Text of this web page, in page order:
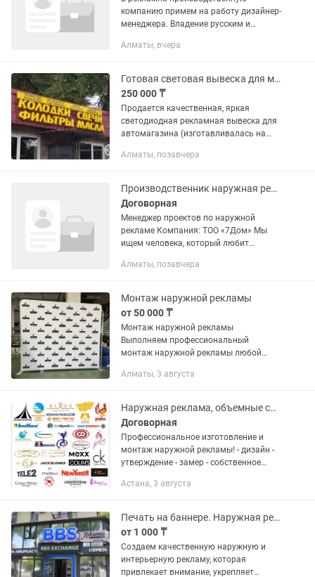
компанию примем на работу дизайнер-
менеджера. Владение русским и
новыми и корпоративными клиентами.
Алматы, вчера
Готовая световая вывеска для магазина автозапчастей на двух языках
250 000 ₸
Продается качественная, яркая
светодиодная рекламная вывеска для
автомагазина (изготавливалась на
готовое решение для тех, кто
Алматы, позавчера
Производственник наружная реклама
Договорная
Менеджер проектов по наружной
рекламе Компания: ТОО «7Дом» Мы
ищем человека, который любит
и контролировать выполнение задач.
Алматы, позавчера
Монтаж наружной рекламы
от 50 000 ₸
Монтаж наружной рекламы
Выполняем профессиональный
монтаж наружной рекламы любой
вывесок и световых коробов • Монтаж
Установка...
Алматы, 3 августа
Наружная реклама, объемные световые буквы, утверждение.
Договорная
Профессиональное изготовление и
монтаж наружной рекламы! - дизайн -
утверждение - замер - собственное
и монтаж) - объемные световые буквы -
Астана, 3 августа
Печать на баннере. Наружная реклама. Баннер. Вывеска. Дизайн.
от 1 000 ₸
Создаем качественную наружную и
интерьерную рекламу, которая
привлекает внимание, укрепляет